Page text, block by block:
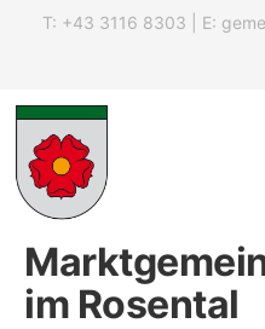
T: +43 3116 8303 | E:
im Rosental